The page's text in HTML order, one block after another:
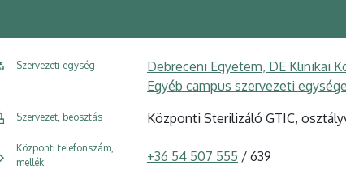
Szervezeti egység
Debreceni Egyetem, DE Klinikai
Egyéb campus szervezeti
Szervezet, beosztás Központi Sterilizáló GTIC,
Központi telefonszám,
mellék
+36 54 507 555 / 639